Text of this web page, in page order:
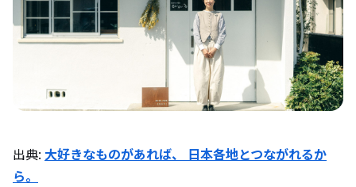
出典: 大好きなものがあれば、 日本各地とつながれるか
ら。